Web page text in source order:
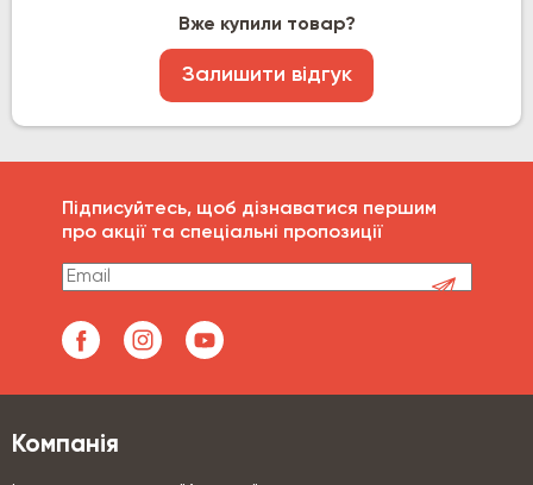
Вже купили товар?
Залишити відгук
Підписуйтесь, щоб дізнаватися першим
про акції та спеціальні пропозиції
Компанія